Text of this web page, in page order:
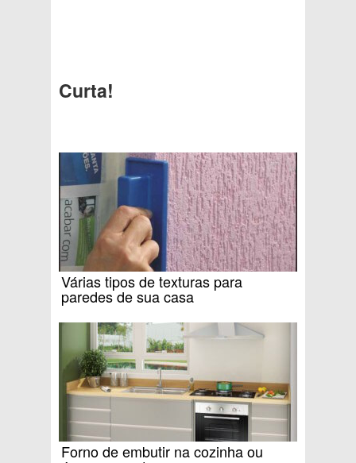
Curta!
Várias tipos de texturas para
paredes de sua casa
Forno de embutir na cozinha ou